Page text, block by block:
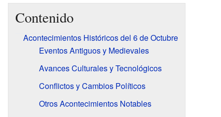
Contenido
Acontecimientos Históricos del 6 de Octubre
Eventos Antiguos y Medievales
Avances Culturales y Tecnológicos
Conflictos y Cambios Políticos
Otros Acontecimientos Notables